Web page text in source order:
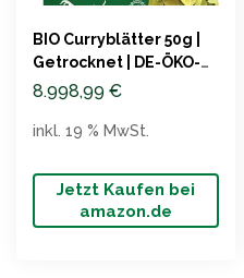
BIO Curryblätter 50g |
Getrocknet | DE-ÖKO-
039 | OmVeda
8.998,99 €
Jetzt Kaufen bei
amazon.de
inkl. 19 % MwSt.